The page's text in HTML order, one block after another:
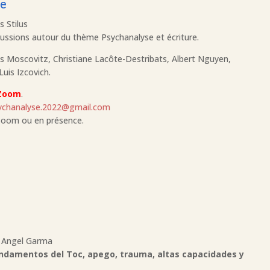
Stilus
autour du thème Psychanalyse et écriture.
Moscovitz, Christiane Lacôte-Destribats, Albert Nguyen,
Izcovich.
.
ou en présence.
Garma
del Toc, apego, trauma, altas capacidades y